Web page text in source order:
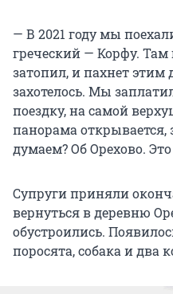
— В 2021 году мы
греческий — Корфу.
затопил, и пахнет этим
захотелось. Мы
поездку, на самой
панорама открывается,
думаем? Об Орехово.
Супруги приняли
вернуться в деревню
обустроились.
поросята, собака и два